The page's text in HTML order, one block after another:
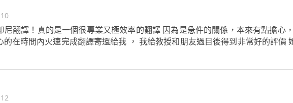
尼翻譯！真的是一個很專業又極效率的翻譯 因為是急件的關係，本來有點擔心
的在時間內火速完成翻譯寄還給我 ， 我給教授和朋友過目後得到非常好的評價